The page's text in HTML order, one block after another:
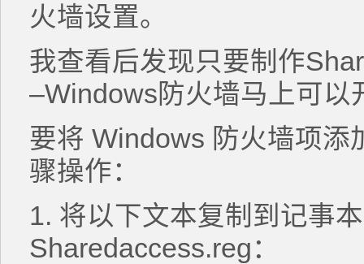
火墙设置。
我查看后发现只要制作
–Windows防火墙马上可以
要将 Windows 防火墙项添
骤操作：
1. 将以下文本复制到记事
Sharedaccess.reg：